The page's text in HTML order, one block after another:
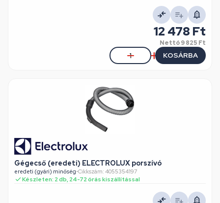
12 478 Ft
Nettó9 825 Ft
KOSÁRBA
Gégecső (eredeti) ELECTROLUX porszívó
eredeti (gyári) minőség•Cikkszám: 4055354197
Készleten: 2 db, 24-72 órás kiszállítással